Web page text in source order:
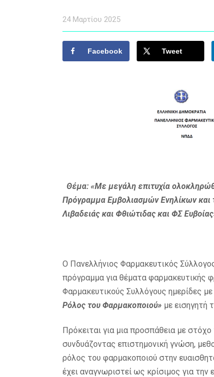
24 Μαρτίου 2025
Facebook Tweet
Θέμα: «Με μεγάλη επιτυχία
Πρόγραμμα Εμβολιασμών Ενηλίκων
Λιβαδειάς και Φθιώτιδας και ΦΣ
Ο Πανελλήνιος Φαρμακευτικός
πρόγραμμα για θέματα φαρμακευτικής
Φαρμακευτικούς Συλλόγους ημερίδες με
Ρόλος του Φαρμακοποιού» με εισηγητή
Πρόκειται για μια προσπάθεια με
συνδυάζοντας επιστημονική γνώση,
ρόλος του φαρμακοποιού στην
έχει αναγνωριστεί ως κρίσιμος για